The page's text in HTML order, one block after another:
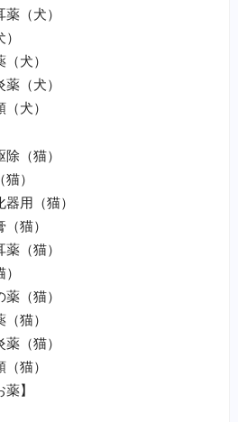
（犬）
犬）
（犬）
犬）
（猫）
）
用（猫）
猫）
（猫）
（猫）
猫）
（猫）
猫）
】